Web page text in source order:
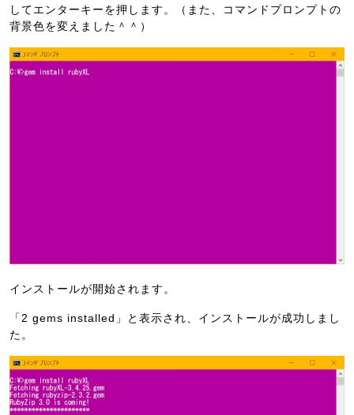
してエンターキーを押します。（また、コマンドプロンプトの
背景色を変えました＾＾）
インストールが開始されます。
「2 gems installed」と表示され、インストールが成功しまし
た。